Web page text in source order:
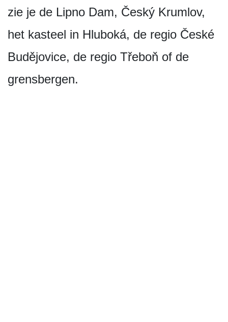
zie je de Lipno Dam, Český Krumlov,
het kasteel in Hluboká, de regio České
Budějovice, de regio Třeboň of de
grensbergen.